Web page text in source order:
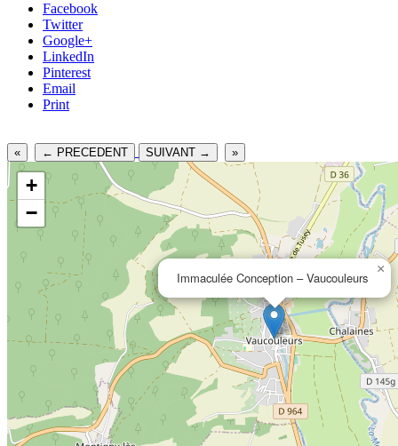
Facebook
Twitter
Google+
LinkedIn
Pinterest
Email
Print
« ← PRECEDENT SUIVANT → »
Immaculée Conception – Vaucouleurs
×
+
−